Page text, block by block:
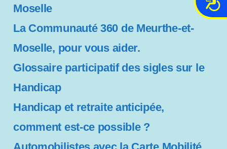
i
Moselle
La Communauté 360 de Meurthe-et-
Moselle, pour vous aider.
Glossaire participatif des sigles sur le
Handicap
Handicap et retraite anticipée,
comment est-ce possible ?